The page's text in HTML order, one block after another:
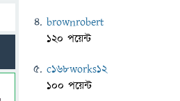
brownrobert
120 পয়েন্ট
c168works12
100 পয়েন্ট